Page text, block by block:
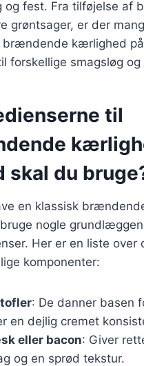
og fest. Fra tilføjelse af
grøntsager, er der
brændende kærlighed
forskellige smagsløg
til
skal du
en klassisk
nogle
Her er en liste over
komponenter:
: De danner basen
en dejlig cremet
eller bacon: Giver
og en sprød tekstur.